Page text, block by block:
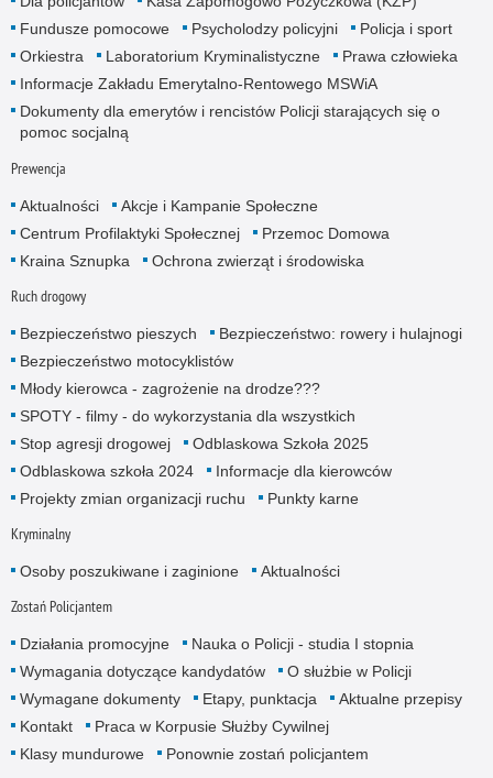
Fundusze pomocowe
Psycholodzy policyjni
Policja i sport
Orkiestra
Laboratorium Kryminalistyczne
Prawa człowieka
Informacje Zakładu Emerytalno-Rentowego MSWiA
Dokumenty dla emerytów i rencistów Policji starających się o
pomoc socjalną
Prewencja
Aktualności
Akcje i Kampanie Społeczne
Centrum Profilaktyki Społecznej
Przemoc Domowa
Kraina Sznupka
Ochrona zwierząt i środowiska
Ruch drogowy
Bezpieczeństwo pieszych
Bezpieczeństwo: rowery i hulajnogi
Bezpieczeństwo motocyklistów
Młody kierowca - zagrożenie na drodze???
SPOTY - filmy - do wykorzystania dla wszystkich
Stop agresji drogowej
Odblaskowa Szkoła 2025
Odblaskowa szkoła 2024
Informacje dla kierowców
Projekty zmian organizacji ruchu
Punkty karne
Kryminalny
Osoby poszukiwane i zaginione Aktualności
Zostań Policjantem
Działania promocyjne
Nauka o Policji - studia I stopnia
Wymagania dotyczące kandydatów
O służbie w Policji
Wymagane dokumenty
Etapy, punktacja
Aktualne przepisy
Kontakt
Praca w Korpusie Służby Cywilnej
Klasy mundurowe
Ponownie zostań policjantem